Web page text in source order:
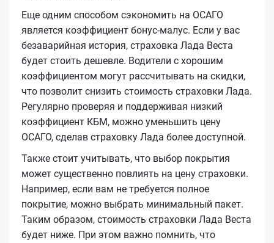
Еще одним способом сэкономить на ОСАГО
является коэффициент бонус-малус. Если у вас
безаварийная история, страховка Лада Веста
будет стоить дешевле. Водители с хорошим
коэффициентом могут рассчитывать на скидки,
что позволит снизить стоимость страховки Лада.
Регулярно проверяя и поддерживая низкий
коэффициент КБМ, можно уменьшить цену
ОСАГО, сделав страховку Лада более доступной.
Также стоит учитывать, что выбор покрытия
может существенно повлиять на цену страховки.
Например, если вам не требуется полное
покрытие, можно выбрать минимальный пакет.
Таким образом, стоимость страховки Лада Веста
будет ниже. При этом важно помнить, что